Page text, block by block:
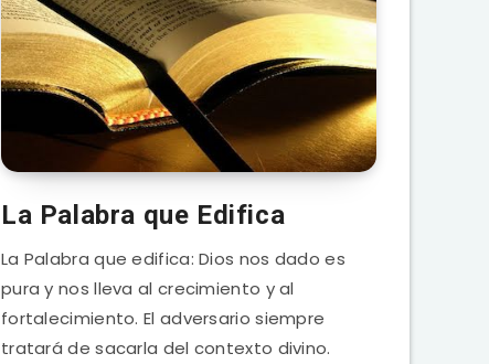
La Palabra que Edifica
La Palabra que edifica: Dios nos dado es
pura y nos lleva al crecimiento y al
fortalecimiento. El adversario siempre
tratará de sacarla del contexto divino.